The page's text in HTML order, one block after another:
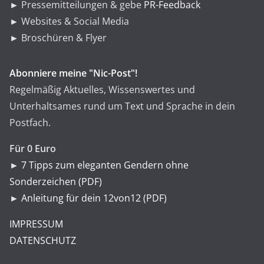
► Pressemitteilungen & gebe PR-Feedback
► Websites & Social Media
► Broschüren & Flyer
Abonniere meine "Nic-Post"!
Regelmäßig Aktuelles, Wissenswertes und
Unterhaltsames rund um Text und Sprache in dein
Postfach.
Für 0 Euro
► 7 Tipps zum eleganten Gendern ohne
Sonderzeichen (PDF)
► Anleitung für dein 12von12 (PDF)
IMPRESSUM
DATENSCHUTZ